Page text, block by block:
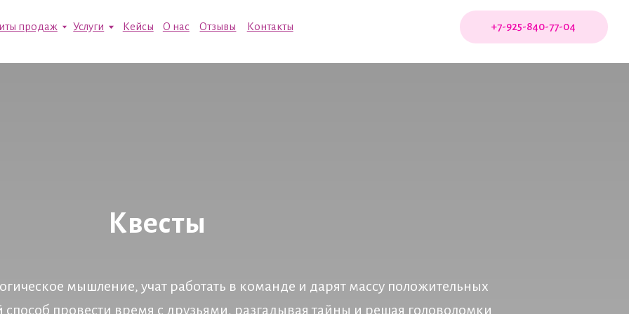
Контакты
Отзывы
О нас
Кейсы
Услуги +7-925-840-77-04
Квесты
мышление, учат работать в команде и дарят массу положительных
провести время с друзьями, разгадывая тайны и решая головоломки